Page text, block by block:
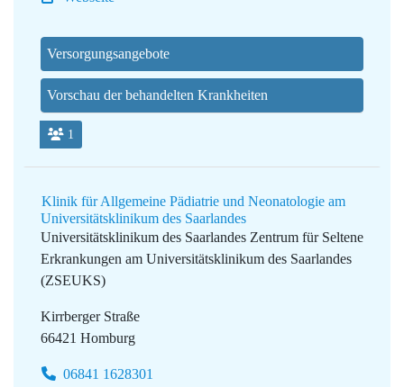
Versorgungsangebote
Vorschau der behandelten Krankheiten
1
Klinik für Allgemeine Pädiatrie und Neonatologie am
Universitätsklinikum des Saarlandes
Universitätsklinikum des Saarlandes Zentrum für Seltene
Erkrankungen am Universitätsklinikum des Saarlandes
(ZSEUKS)
Kirrberger Straße
66421 Homburg
06841 1628301